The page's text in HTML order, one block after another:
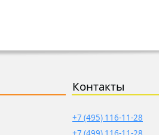
Контакты
+7 (495) 116-11-28